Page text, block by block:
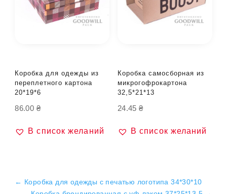
Коробка для одежды из
переплетного картона
20*19*6
86.00 ₴
В список желаний
Коробка самосборная из
микрогофрокартона
32,5*21*13
24.45₴
В список желаний
← Коробка для одежды с печатью логотипа 34*30*10